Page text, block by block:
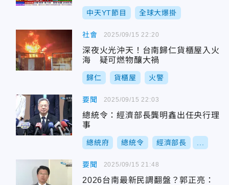
沒用！
中天YT節目 全球大爆掛
社會
深夜火光沖天！台南歸仁貨櫃屋入火
海 疑可燃物釀大禍
歸仁 貨櫃屋 火警
2025/09/15 22:20
要聞
總統令：經濟部長龔明鑫出任央行理
事
總統府 總統令 經濟部長
2025/09/15 22:03
要聞
2026台南最新民調翻盤？郭正亮：
2025/09/15 21:48